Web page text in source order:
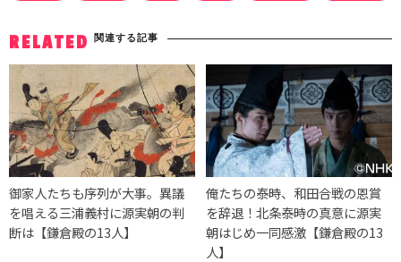
RELATED 関連する記事
御家人たちも序列が大事。異議
を唱える三浦義村に源実朝の判
断は【鎌倉殿の13人】
俺たちの泰時、和田合戦の恩賞
を辞退！北条泰時の真意に源実
朝はじめ一同感激【鎌倉殿の13
人】